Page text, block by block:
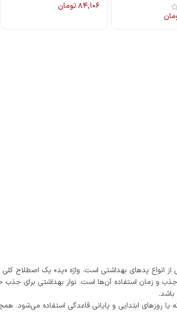
۸۴,۱۰۶تومان
انواع پدهای بهداشتی است. واژه «پد» یک اصطلاح
جذب و زمان استفاده آن‌ها است. نوار بهداشتی برای
ابتدایی و پایانی قاعدگی استفاده می‌شود.